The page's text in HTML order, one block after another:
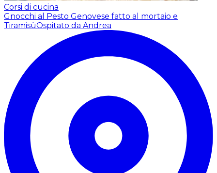
Corsi di cucina
Gnocchi al Pesto Genovese fatto al mortaio e
TiramisùOspitato da Andrea